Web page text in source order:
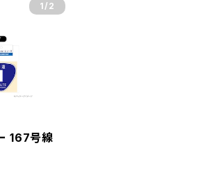
1 /2
167号線